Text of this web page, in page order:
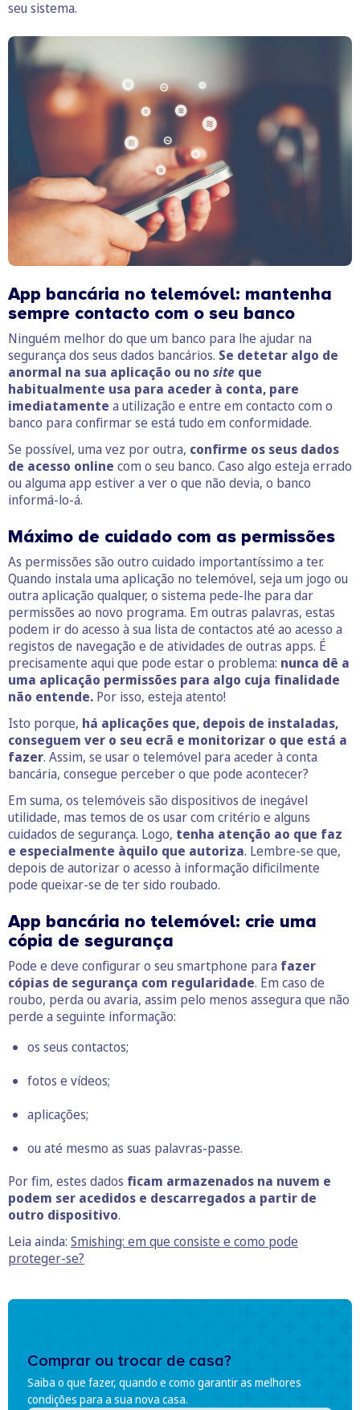
seu sistema.
App bancária no telemóvel: mantenha
sempre contacto com o seu banco
Ninguém melhor do que um banco para lhe ajudar na
segurança dos seus dados bancários. Se detetar algo de
anormal na sua aplicação ou no site que
habitualmente usa para aceder à conta, pare
imediatamente a utilização e entre em contacto com o
banco para confirmar se está tudo em conformidade.
Se possível, uma vez por outra, confirme os seus dados
de acesso online com o seu banco. Caso algo esteja errado
ou alguma app estiver a ver o que não devia, o banco
informá-lo-á.
Máximo de cuidado com as permissões
As permissões são outro cuidado importantíssimo a ter.
Quando instala uma aplicação no telemóvel, seja um jogo ou
outra aplicação qualquer, o sistema pede-lhe para dar
permissões ao novo programa. Em outras palavras, estas
podem ir do acesso à sua lista de contactos até ao acesso a
registos de navegação e de atividades de outras apps. É
precisamente aqui que pode estar o problema: nunca dê a
uma aplicação permissões para algo cuja finalidade
não entende. Por isso, esteja atento!
Isto porque, há aplicações que, depois de instaladas,
conseguem ver o seu ecrã e monitorizar o que está a
fazer. Assim, se usar o telemóvel para aceder à conta
bancária, consegue perceber o que pode acontecer?
Em suma, os telemóveis são dispositivos de inegável
utilidade, mas temos de os usar com critério e alguns
cuidados de segurança. Logo, tenha atenção ao que faz
e especialmente àquilo que autoriza. Lembre-se que,
depois de autorizar o acesso à informação dificilmente
pode queixar-se de ter sido roubado.
App bancária no telemóvel: crie uma
cópia de segurança
Pode e deve configurar o seu smartphone para fazer
cópias de segurança com regularidade. Em caso de
roubo, perda ou avaria, assim pelo menos assegura que não
perde a seguinte informação:
os seus contactos;
fotos e vídeos;
aplicações;
ou até mesmo as suas palavras-passe.
Por fim, estes dados ficam armazenados na nuvem e
podem ser acedidos e descarregados a partir de
outro dispositivo.
Leia ainda: Smishing: em que consiste e como pode
proteger-se?
Comprar ou trocar de casa?
Saiba o que fazer, quando e como garantir as melhores
condições para a sua nova casa.